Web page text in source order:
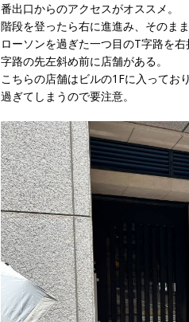
番出口からのアクセスがオススメ。
階段を登ったら右に進進み、そのま
ローソンを過ぎた一つ目のT字路を
字路の先左斜め前に店舗がある。
こちらの店舗はビルの1Fに入ってお
過ぎてしまうので要注意。